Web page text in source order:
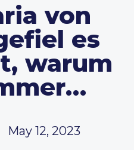
von
es
warum
May 12, 2023